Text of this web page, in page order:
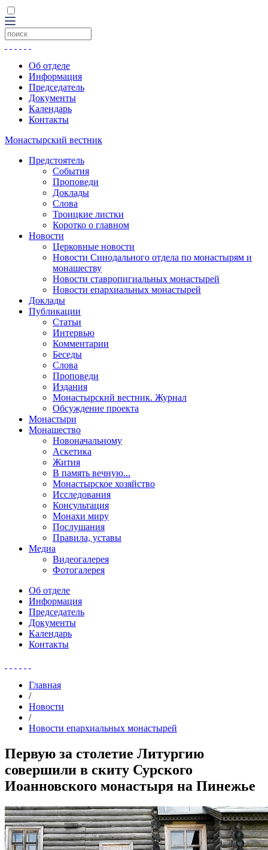
Об отделе
Информация
Председатель
Документы
Календарь
Контакты
Монастырский вестник
Предстоятель
События
Проповеди
Доклады
Слова
Троицкие листки
Коротко о главном
Новости
Церковные новости
Новости Синодального отдела по монастырям и
монашеству
Новости ставропигиальных монастырей
Новости епархиальных монастырей
Доклады
Публикации
Статьи
Интервью
Комментарии
Беседы
Слова
Проповеди
Издания
Монастырский вестник. Журнал
Обсуждение проекта
Монастыри
Монашество
Новоначальному
Аскетика
Жития
В память вечную...
Монастырское хозяйство
Исследования
Консультация
Монахи миру
Послушания
Правила, уставы
Медиа
Видеогалерея
Фотогалерея
Об отделе
Информация
Председатель
Документы
Календарь
Контакты
Главная
/
Новости
/
Новости епархиальных монастырей
Первую за столетие Литургию
совершили в скиту Сурского
Иоанновского монастыря на Пинежье